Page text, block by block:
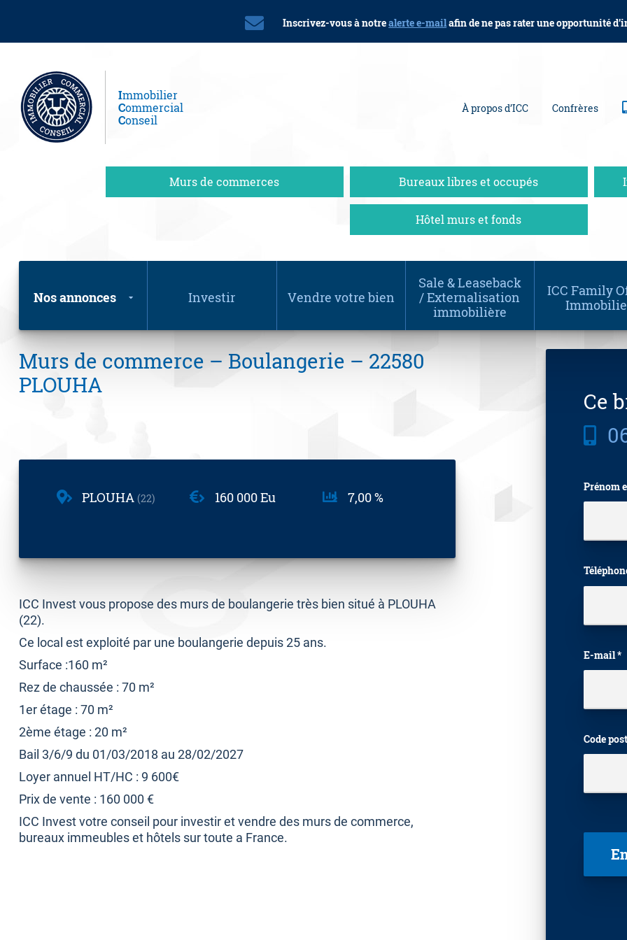
Inscrivez-vous à notrealerte e-mailafin de ne pas rater une opportunité
Immobilier
Commercial
Conseil
À propos d’ICC Confrères
Murs de commerces Bureaux libres et occupés
Hôtel murs et fonds
Nos annonces Investir Vendre votre bien
Sale & Leaseback
/ Externalisation
immobilière
ICC Family
Murs de commerce – Boulangerie – 22580
PLOUHA
PLOUHA 22 160 000 Eu 7,00 %
ICC Invest vous propose des murs de boulangerie très bien situé à PLOUHA
(22).
Ce local est exploité par une boulangerie depuis 25 ans.
Surface :160 m²
Rez de chaussée : 70 m²
1er étage : 70 m²
2ème étage : 20 m²
Bail 3/6/9 du 01/03/2018 au 28/02/2027
Loyer annuel HT/HC : 9 600€
Prix de vente : 160 000 €
ICC Invest votre conseil pour investir et vendre des murs de commerce,
bureaux immeubles et hôtels sur toute a France.
Ce
Prénom
E-mail *
Code